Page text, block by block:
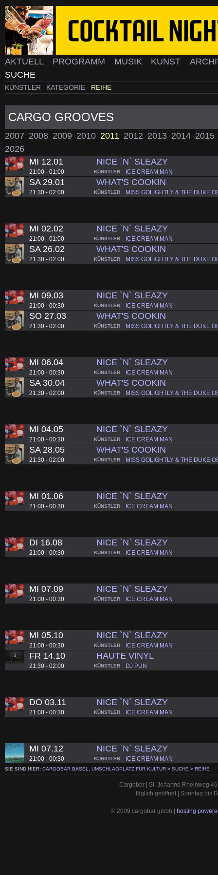
AKTUELL PROGRAMM MUSIK KUNST
SUCHE
KÜNSTLER KATEGORIE REIHE
CARGO GROOVES
2007 2008 2009 2010 2011 2012 2013 2014 2015
2026
MI 12.01
21:00 - 01:00
NICE `N` SLEAZY
KÜNSTLER ICE CREAM MAN
SA 29.01
21:30 - 02:00
WHAT'S COOKIN
KÜNSTLER MISS GOLIGHTLY & THE DUKE
MI 02.02
21:00 - 01:00
NICE `N` SLEAZY
KÜNSTLER ICE CREAM MAN
SA 26.02
21:30 - 02:00
WHAT'S COOKIN
KÜNSTLER MISS GOLIGHTLY & THE DUKE
MI 09.03
21:00 - 00:30
NICE `N` SLEAZY
KÜNSTLER ICE CREAM MAN
SO 27.03
21:30 - 02:00
WHAT'S COOKIN
KÜNSTLER MISS GOLIGHTLY & THE DUKE
MI 06.04
21:00 - 00:30
NICE `N` SLEAZY
KÜNSTLER ICE CREAM MAN
SA 30.04
21:30 - 02:00
WHAT'S COOKIN
KÜNSTLER MISS GOLIGHTLY & THE DUKE
MI 04.05
21:00 - 00:30
NICE `N` SLEAZY
KÜNSTLER ICE CREAM MAN
SA 28.05
21:30 - 02:00
WHAT'S COOKIN
KÜNSTLER MISS GOLIGHTLY & THE DUKE
MI 01.06
21:00 - 00:30
NICE `N` SLEAZY
KÜNSTLER ICE CREAM MAN
DI 16.08
21:00 - 00:30
NICE `N` SLEAZY
KÜNSTLER ICE CREAM MAN
MI 07.09
21:00 - 00:30
NICE `N` SLEAZY
KÜNSTLER ICE CREAM MAN
MI 05.10
21:00 - 00:30
NICE `N` SLEAZY
KÜNSTLER ICE CREAM MAN
FR 14.10
21:30 - 02:00
HAUTE VINYL
KÜNSTLER DJ PUN
DO 03.11
21:00 - 00:30
NICE `N` SLEAZY
KÜNSTLER ICE CREAM MAN
MI 07.12
21:00 - 00:30
NICE `N` SLEAZY
KÜNSTLER ICE CREAM MAN
SIE SIND HIER: CARGOBAR BASEL, UMSCHLAGPLATZ FÜR KULTUR > SUCHE > REIHE
Cargobar | St. Johanns-Rheinweg
täglich geöffnet | Sonntag bis
© 2009 cargobar gmbh | hosting